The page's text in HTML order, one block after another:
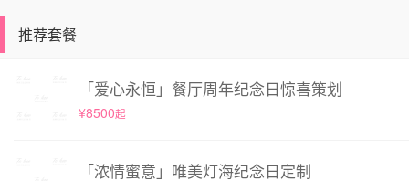
推荐套餐
「爱心永恒」餐厅周年纪念日惊喜策划
¥8500起
「浓情蜜意」唯美灯海纪念日定制